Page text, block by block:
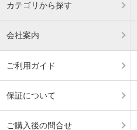
カテゴリから探す
会社案内
ご利用ガイド
保証について
ご購入後の問合せ